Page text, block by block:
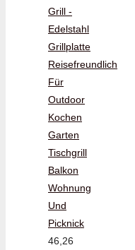
Grill -
Edelstahl
Grillplatte
Reisefreundlich
Für
Outdoor
Kochen
Garten
Tischgrill
Balkon
Wohnung
Und
Picknick
46,26